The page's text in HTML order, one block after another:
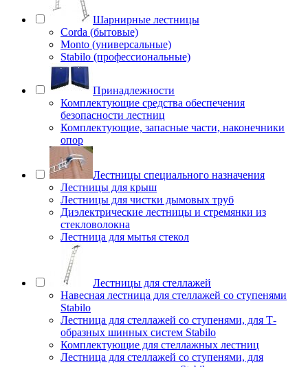
Шарнирные лестницы
Corda (бытовые)
Monto (универсальные)
Stabilo (профессиональные)
Принадлежности
Комплектующие средства обеспечения
безопасности лестниц
Комплектующие, запасные части, наконечники
опор
Лестницы специального назначения
Лестницы для крыш
Лестницы для чистки дымовых труб
Диэлектрические лестницы и стремянки из
стекловолокна
Лестница для мытья стекол
Лестницы для стеллажей
Навесная лестница для стеллажей со ступенями
Stabilo
Лестница для стеллажей со ступенями, для Т-
образных шинных систем Stabilo
Комплектующие для стеллажных лестниц
Лестница для стеллажей со ступенями, для